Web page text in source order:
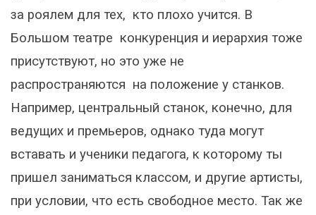
за роялем для тех, кто плохо учится. В
Большом театре конкуренция и иерархия тоже
присутствуют, но это уже не
распространяются на положение у станков.
Например, центральный станок, конечно, для
ведущих и премьеров, однако туда могут
вставать и ученики педагога, к которому ты
пришел заниматься классом, и другие артисты,
при условии, что есть свободное место. Так же